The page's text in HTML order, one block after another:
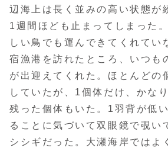
辺海上は長く並みの高い状態が
1週間ほども止まってしまった
しい鳥でも運んできてくれてい
宿漁港を訪れたところ、いつも
が出迎えてくれた。ほとんどの
していたが、1個体だけ、かな
残った個体もいた。1羽背が低
ることに気づいて双眼鏡で覗い
シシギだった。大瀬海岸ではよ